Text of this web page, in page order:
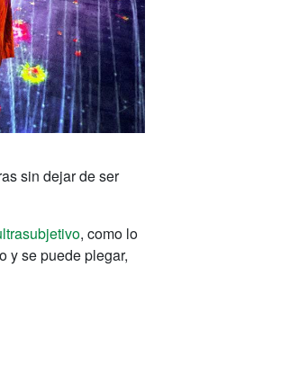
sin dejar de ser
, como lo
y se puede plegar,